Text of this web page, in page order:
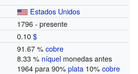
Estados Unidos
1796 - presente
0.10$
91.67 %cobre
8.33 % níquel monedas antes
1964 para 90%plata 10%cobre